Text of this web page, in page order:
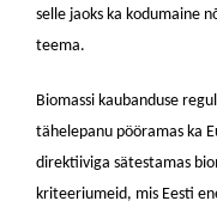
selle jaoks ka kodumaine
teema.
Biomassi kaubanduse
tähelepanu pööramas ka
direktiiviga sätestamas
kriteeriumeid, mis Eesti